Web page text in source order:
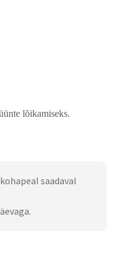
lõikamiseks.
saadaval